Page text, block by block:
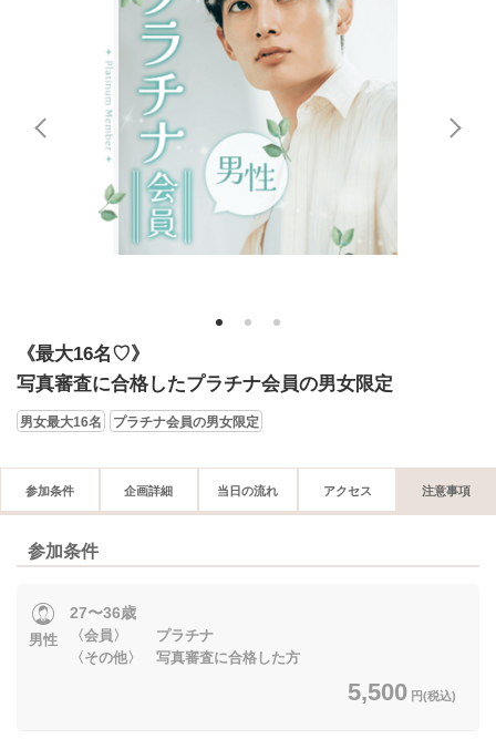
1 2 3
《最大16名♡》
写真審査に合格したプラチナ会員の男女限定
男女最大16名 プラチナ会員の男女限定
参加条件 企画詳細 当日の流れ アクセス 注意事項
参加条件
男性
27〜36歳
〈会員〉 プラチナ
〈その他〉 写真審査に合格した方
5,500 円(税込)